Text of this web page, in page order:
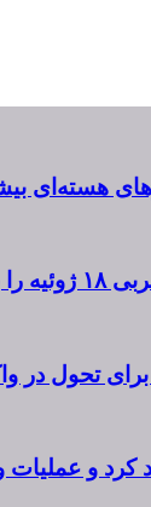
هسته‌ای
اعلام کرد
تحول در
کرد و عملیات